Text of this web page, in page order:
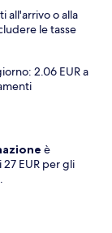
all'arrivo o alla
le tasse
2.06 EUR a
è
EUR per gli